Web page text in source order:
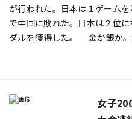
が行われた。日本は１ゲーム
で中国に敗れた。日本は２位
ダルを獲得した。 金か銀か
女子